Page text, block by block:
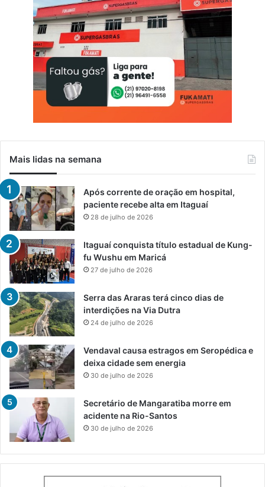
Mais lidas na semana
Após corrente de oração em hospital,
paciente recebe alta em Itaguaí
28 de julho de 2026
Itaguaí conquista título estadual de Kung-
fu Wushu em Maricá
27 de julho de 2026
Serra das Araras terá cinco dias de
interdições na Via Dutra
24 de julho de 2026
Vendaval causa estragos em Seropédica e
deixa cidade sem energia
30 de julho de 2026
Secretário de Mangaratiba morre em
acidente na Rio-Santos
30 de julho de 2026